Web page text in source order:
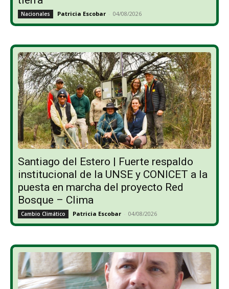
Nacionales Patricia Escobar - 04/08/2026
Santiago del Estero | Fuerte respaldo
institucional de la UNSE y CONICET a la
puesta en marcha del proyecto Red
Bosque – Clima
Cambio Climático Patricia Escobar - 04/08/2026